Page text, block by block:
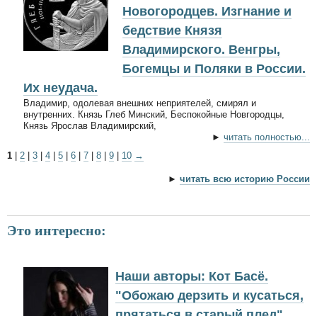
Новогородцев. Изгнание и
бедствие Князя
Владимирского. Венгры,
Богемцы и Поляки в России.
Их неудача.
Владимир, одолевая внешних неприятелей, смирял и
внутренних. Князь Глеб Минский, Беспокойные Новгородцы,
Князь Ярослав Владимирский,
► читать полностью...
1
2 3 4 5 6 7 8 9 10 →
► читать всю историю России
Это интересно:
Наши авторы: Кот Басё.
"Обожаю дерзить и кусаться,